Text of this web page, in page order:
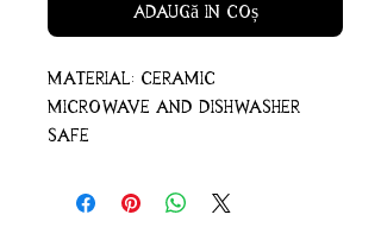
Adaugă în coș
Material: ceramic
Microwave and dishwasher
safe